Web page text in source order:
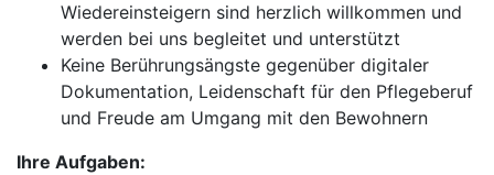
Wiedereinsteigern sind herzlich willkommen und
werden bei uns begleitet und unterstützt
Keine Berührungsängste gegenüber digitaler
Dokumentation, Leidenschaft für den Pflegeberuf
und Freude am Umgang mit den Bewohnern
Ihre Aufgaben: